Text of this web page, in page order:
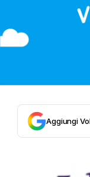
Aggiungi